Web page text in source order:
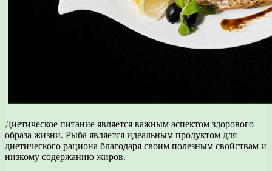
Диетическое питание является важным аспектом здорового
образа жизни. Рыба является идеальным продуктом для
диетического рациона благодаря своим полезным свойствам и
низкому содержанию жиров.